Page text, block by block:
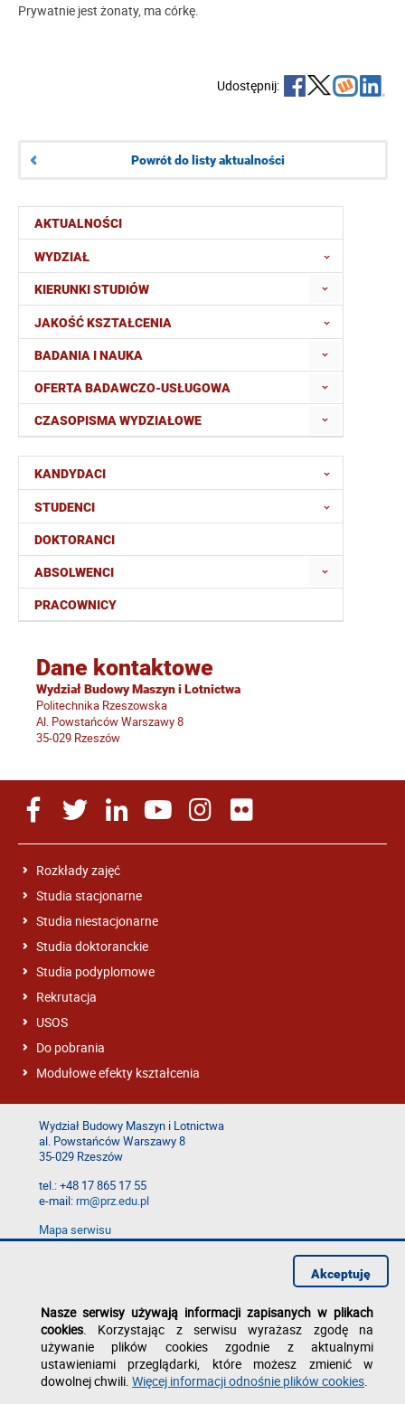
AKTUALNOŚCI
WYDZIAŁ
KIERUNKI STUDIÓW
JAKOŚĆ KSZTAŁCENIA
BADANIA I NAUKA
OFERTA BADAWCZO-USŁUGOWA
CZASOPISMA WYDZIAŁOWE
KANDYDACI
STUDENCI
DOKTORANCI
ABSOLWENCI
PRACOWNICY
Dane kontaktowe
Wydział Budowy Maszyn i Lotnictwa
Politechnika Rzeszowska
Al. Powstańców Warszawy 8
35-029 Rzeszów
Prywatnie jest żonaty, ma córkę.
Udostępnij:
Powrót do listy aktualności
Rozkłady zajęć
Studia stacjonarne
Studia niestacjonarne
Studia doktoranckie
Studia podyplomowe
Rekrutacja
USOS
Do pobrania
Modułowe efekty kształcenia
Wydział Budowy Maszyn i Lotnictwa
al. Powstańców Warszawy 8
35-029 Rzeszów
tel.: +48 17 865 17 55
e-mail:rm@prz.edu.pl
Mapa serwisu
Deklaracja dostępności
Nasze serwisy używają informacji zapisanych w plikach
cookies. Korzystając z serwisu wyrażasz zgodę na
używanie plików cookies zgodnie z aktualnymi
ustawieniami przeglądarki, które możesz zmienić w
dowolnej chwili. Więcej informacji odnośnie plików cookies.
Akceptuję